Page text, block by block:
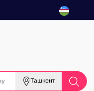
Ташкент